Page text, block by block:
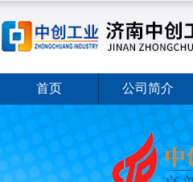
首页 公司简介